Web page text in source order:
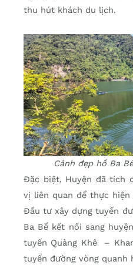
thu hút khách du lịch.
Cảnh đẹp hồ Ba
Đặc biệt, Huyện đã tích
vị liên quan để thực
Đầu tư xây dựng tuyến
Ba Bể kết nối sang
tuyến Quảng Khê –
tuyến đường vòng quanh